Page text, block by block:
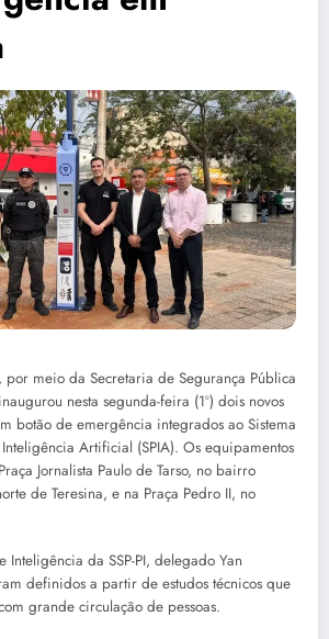
meio da Secretaria de Segurança Pública
nesta segunda-feira (1º) dois novos
botão de emergência integrados ao Sistema
Artificial (SPIA). Os equipamentos
Jornalista Paulo de Tarso, no bairro
de Teresina, e na Praça Pedro II, no
da SSP-PI, delegado Yan
definidos a partir de estudos técnicos que
grande circulação de pessoas.